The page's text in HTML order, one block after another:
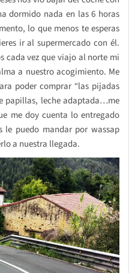
dormido nada en las 6 horas
lo que menos te esperas
ir al supermercado con él.
cada vez que viajo al norte mi
a nuestro acogimiento. Me
poder comprar “las pijadas
papillas, leche adaptada…me
me doy cuenta lo entregado
le puedo mandar por wassap
a nuestra llegada.